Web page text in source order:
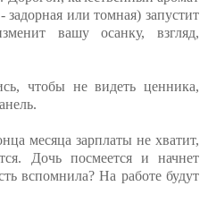
или томная) запустит
вашу осанку, взгляд,
чтобы не видеть ценника,
месяца зарплаты не хватит,
Дочь посмеется и начнет
вспомнила? На работе будут